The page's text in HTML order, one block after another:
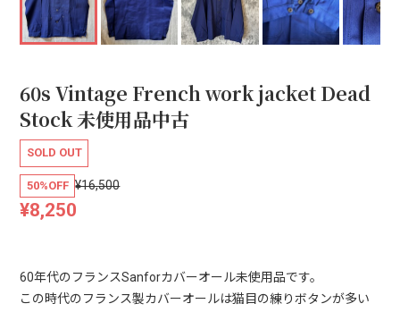
60s Vintage French work jacket Dead
Stock 未使用品中古
¥16,500
50%OFF
¥8,250
SOLD OUT
60年代のフランスSanforカバーオール未使用品です。
この時代のフランス製カバーオールは猫目の練りボタンが多い